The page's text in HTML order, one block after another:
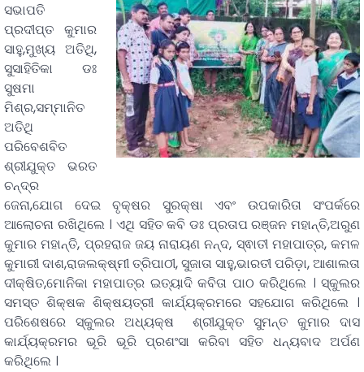
ସଭାପତି
ପ୍ରଦୀପ୍ତ କୁମାର
ସାହୁ,ମୁଖ୍ୟ ଅତିଥି,
ସୁସାହିତିକା ଡଃ
ସୁଷମା
ମିଶ୍ର,ସମ୍ମାନିତ
ଅତିଥି
ପରିବେଶବିତ
ଶ୍ରୀଯୁକ୍ତ ଭରତ
ଚନ୍ଦ୍ର
ଜେନା,ଯୋଗ ଦେଇ ବୃକ୍ଷର ସୁରକ୍ଷା ଏବଂ ଉପକାରିତା ସଂପର୍କରେ
ଆଲୋଚନା ରଖିଥିଲେ । ଏଥି ସହିତ କବି ଡଃ ପ୍ରତାପ ରଞ୍ଜନ ମହାନ୍ତି,ଅରୁଣ
କୁମାର ମହାନ୍ତି, ପ୍ରହରାଜ ଜୟ ନାରାୟଣ ନନ୍ଦ, ସ୍ଵାତୀ ମହାପାତ୍ର, କମଳ
କୁମାରୀ ଦାଶ,ରାଜଲକ୍ଷ୍ମୀ ତ୍ରିପାଠୀ, ସୁଜାତା ସାହୁ,ଭାରତୀ ପରିଡ଼ା, ଆଶାଲତା
ଦୀକ୍ଷିତ,ମୋନିକା ମହାପାତ୍ର ଇତ୍ୟାଦି କବିତା ପାଠ କରିଥିଲେ । ସ୍କୁଲର
ସମସ୍ତ ଶିକ୍ଷକ ଶିକ୍ଷୟତ୍ରୀ କାର୍ଯ୍ୟକ୍ରମରେ ସହଯୋଗ କରିଥିଲେ ।
ପରିଶେଷରେ ସ୍କୁଲର ଅଧ୍ୟକ୍ଷ ଶ୍ରୀଯୁକ୍ତ ସୁମନ୍ତ କୁମାର ଦାସ
କାର୍ଯ୍ୟକ୍ରମର ଭୂରି ଭୂରି ପ୍ରଶଂସା କରିବା ସହିତ ଧନ୍ୟବାଦ ଅର୍ପଣ
କରିଥିଲେ ।